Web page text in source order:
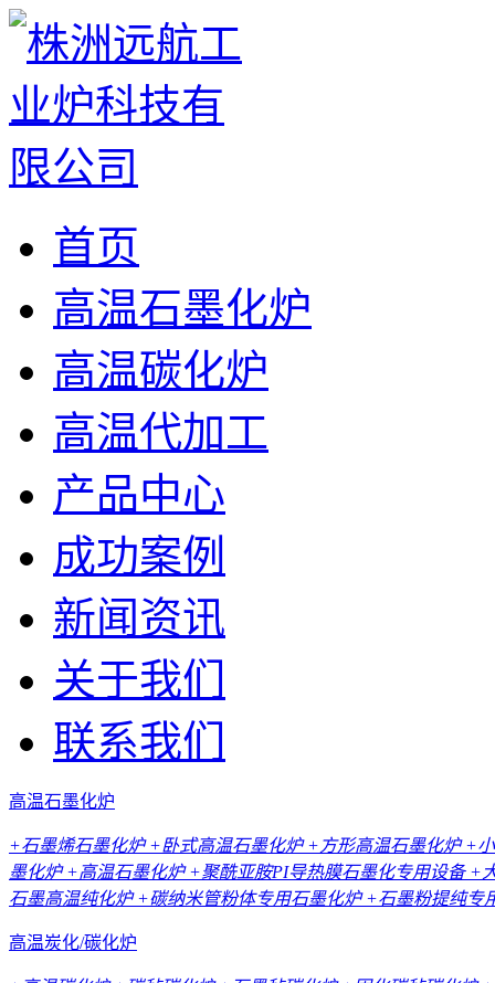
首页
高温石墨化炉
高温碳化炉
高温代加工
产品中心
成功案例
新闻资讯
关于我们
联系我们
高温石墨化炉
+石墨烯石墨化炉+卧式高温石墨化炉+方形高温石墨化炉+
墨化炉+高温石墨化炉+聚酰亚胺PI导热膜石墨化专用设备 +
石墨高温纯化炉+碳纳米管粉体专用石墨化炉+石墨粉提纯专
高温炭化/碳化炉